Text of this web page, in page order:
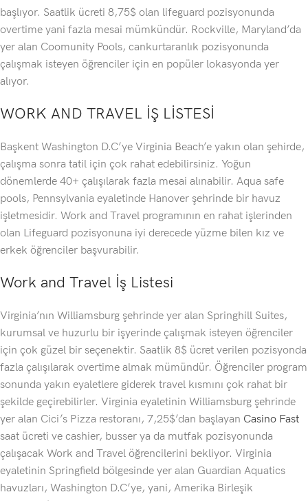
başlıyor. Saatlik ücreti 8,75$ olan lifeguard pozisyonunda
overtime yani fazla mesai mümkündür. Rockville, Maryland’da
yer alan Coomunity Pools, cankurtaranlık pozisyonunda
çalışmak isteyen öğrenciler için en popüler lokasyonda yer
alıyor.
WORK AND TRAVEL İŞ LİSTESİ
Başkent Washington D.C’ye Virginia Beach’e yakın olan şehirde,
çalışma sonra tatil için çok rahat edebilirsiniz. Yoğun
dönemlerde 40+ çalışılarak fazla mesai alınabilir. Aqua safe
pools, Pennsylvania eyaletinde Hanover şehrinde bir havuz
işletmesidir. Work and Travel programının en rahat işlerinden
olan Lifeguard pozisyonuna iyi derecede yüzme bilen kız ve
erkek öğrenciler başvurabilir.
Work and Travel İş Listesi
Virginia’nın Williamsburg şehrinde yer alan Springhill Suites,
kurumsal ve huzurlu bir işyerinde çalışmak isteyen öğrenciler
için çok güzel bir seçenektir. Saatlik 8$ ücret verilen pozisyonda
fazla çalışılarak overtime almak mümündür. Öğrenciler program
sonunda yakın eyaletlere giderek travel kısmını çok rahat bir
şekilde geçirebilirler. Virginia eyaletinin Williamsburg şehrinde
yer alan Cici’s Pizza restoranı, 7,25$’dan başlayan Casino Fast
saat ücreti ve cashier, busser ya da mutfak pozisyonunda
çalışacak Work and Travel öğrencilerini bekliyor. Virginia
eyaletinin Springfield bölgesinde yer alan Guardian Aquatics
havuzları, Washington D.C’ye, yani, Amerika Birleşik